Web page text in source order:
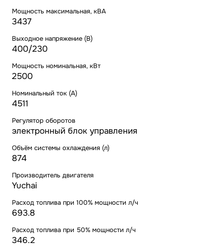
Мощность максимальная, кВА
3437
Выходное напряжение (В)
400/230
Мощность номинальная, кВт
2500
Номинальный ток (А)
4511
Регулятор оборотов
электронный блок управления
Объём системы охлаждения (л)
874
Производитель двигателя
Yuchai
Расход топлива при 100% мощности л/ч
693.8
Расход топлива при 50% мощности л/ч
346.2